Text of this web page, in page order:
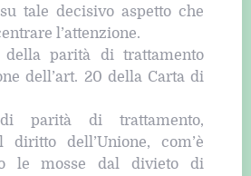
tale decisivo aspetto che
l’attenzione.
parità di trattamento
dell’art. 20 della Carta di
parità di trattamento,
diritto dell’Unione, com’è
le mosse dal divieto di